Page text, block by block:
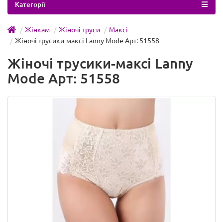
Категорії
Жінкам Жіночі труси
Максі
Жіночі трусики-максі Lanny Mode Арт: 51558
Жіночі трусики-максі Lanny
Mode Арт: 51558